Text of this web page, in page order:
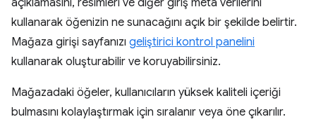
açıklamasını, resimleri ve diğer giriş meta verilerini
kullanarak öğenizin ne sunacağını açık bir şekilde belirtir.
Mağaza girişi sayfanızı geliştirici kontrol panelini
kullanarak oluşturabilir ve koruyabilirsiniz.
Mağazadaki öğeler, kullanıcıların yüksek kaliteli içeriği
bulmasını kolaylaştırmak için sıralanır veya öne çıkarılır.